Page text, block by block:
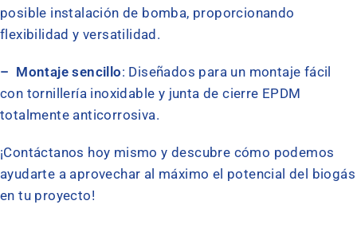
posible instalación de bomba, proporcionando
flexibilidad y versatilidad.
– Montaje sencillo: Diseñados para un montaje fácil
con tornillería inoxidable y junta de cierre EPDM
totalmente anticorrosiva.
¡Contáctanos hoy mismo y descubre cómo podemos
ayudarte a aprovechar al máximo el potencial del biogás
en tu proyecto!